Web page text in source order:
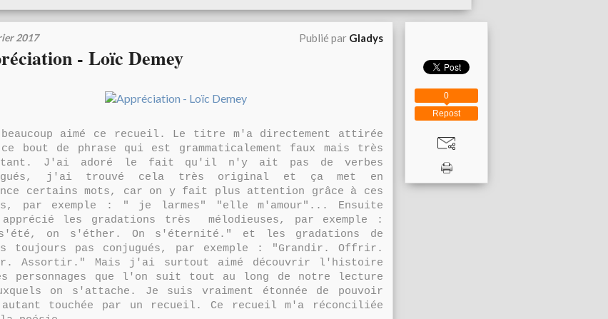
2017 Publié par Gladys
- Loïc Demey
aimé ce recueil. Le titre m'a directement attirée
ce bout de phrase qui est grammaticalement faux mais très
J'ai adoré le fait qu'il n'y ait pas de verbes
j'ai trouvé cela très original et ça met en
certains mots, car on y fait plus attention grâce à ces
par exemple : " je larmes" "elle m'amour"... Ensuite
les gradations très mélodieuses, par exemple :
on s'éther. On s'éternité." et les gradations de
toujours pas conjugués, par exemple : "Grandir. Offrir.
Assortir." Mais j'ai surtout aimé découvrir l'histoire
personnages que l'on suit tout au long de notre lecture
on s'attache. Je suis vraiment étonnée de pouvoir
touchée par un recueil. Ce recueil m'a réconciliée
Repost
0